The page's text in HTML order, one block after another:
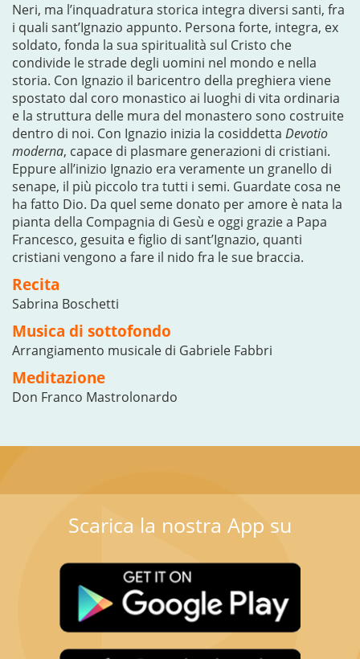
Neri, ma l’inquadratura storica integra diversi santi, fra
i quali sant’Ignazio appunto. Persona forte, integra, ex
soldato, fonda la sua spiritualità sul Cristo che
condivide le strade degli uomini nel mondo e nella
storia. Con Ignazio il baricentro della preghiera viene
spostato dal coro monastico ai luoghi di vita ordinaria
e la struttura delle mura del monastero sono costruite
dentro di noi. Con Ignazio inizia la cosiddetta Devotio
moderna, capace di plasmare generazioni di cristiani.
Eppure all’inizio Ignazio era veramente un granello di
senape, il più piccolo tra tutti i semi. Guardate cosa ne
ha fatto Dio. Da quel seme donato per amore è nata la
pianta della Compagnia di Gesù e oggi grazie a Papa
Francesco, gesuita e figlio di sant’Ignazio, quanti
cristiani vengono a fare il nido fra le sue braccia.
Recita
Sabrina Boschetti
Musica di sottofondo
Arrangiamento musicale di Gabriele Fabbri
Meditazione
Don Franco Mastrolonardo
Scarica la nostra App su